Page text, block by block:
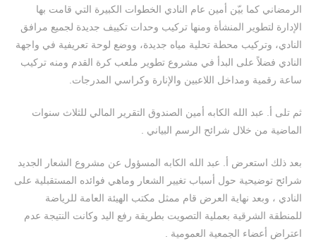
الرمضاني كما بيّن أمين عام النادي الخطوات الكبيرة التي قامت بها
الإدارة لتطوير المنشأة ومنها تركيب وحدات تكييف جديدة لجميع مرافق
النادي، وتركيب محطة تحلية مياه جديدة، ووضع لوحة تعريفية في واجهة
النادي فضلاً على البدأ في مشروع تطوير ملعب كرة القدم ومنه تركيب
ساعة رقمية ومداخل اللاعبين والإنارة وكراسي المدرجات.
ثم تلى أ. عبد الله الكابه أمين الصندوق التقرير المالي للثلاث سنوات
الماضية من خلال شرائح الرسم البياني .
بعد ذلك استعرض أ. عبد الله الكابه المسؤول عن مشروع الشعار الجديد
شرائح توضيحية حول أسباب تغيير الشعار وماهي فوائده المستقبلية على
النادي ، وبعد نهاية العرض قام ممثل مكتب الهيئة العامة للرياضة
للمنطقة الشرقية بعملية التصويت بطريقة رفع اليد وكانت النتيجة عدم
اعتراض أعضاء الجمعية العمومية .